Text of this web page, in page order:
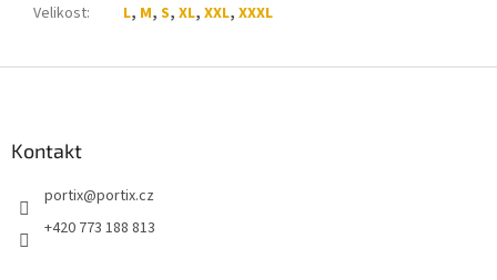
Velikost: L, M, S, XL, XXL, XXXL
Kontakt
portix@portix.cz
+420 773 188 813